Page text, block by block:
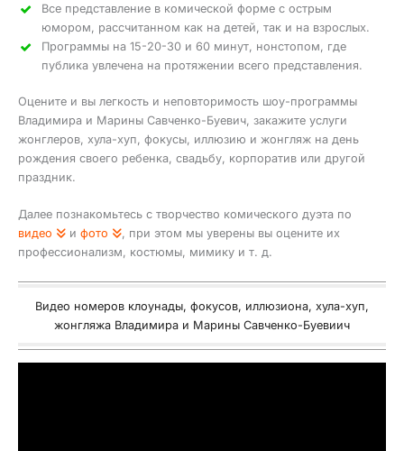
Все представление в комической форме с острым
юмором, рассчитанном как на детей, так и на взрослых.
Программы на 15-20-30 и 60 минут, нонстопом, где
публика увлечена на протяжении всего представления.
Оцените и вы легкость и неповторимость шоу-программы
Владимира и Марины Савченко-Буевич, закажите услуги
жонглеров, хула-хуп, фокусы, иллюзию и жонгляж на день
рождения своего ребенка, свадьбу, корпоратив или другой
праздник.
Далее познакомьтесь с творчество комического дуэта по
видео
и фото
, при этом мы уверены вы оцените их
профессионализм, костюмы, мимику и т. д.
Видео номеров клоунады, фокусов, иллюзиона, хула-хуп,
жонгляжа Владимира и Марины Савченко-Буевиич